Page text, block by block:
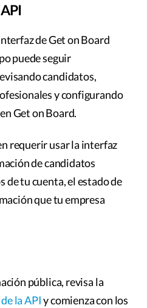
de Get on Board
puede seguir
candidatos,
y configurando
Get on Board.
requerir usar la interfaz
de candidatos
de tu cuenta, el estado de
que tu empresa
pública, revisa la
la APIy comienza con los